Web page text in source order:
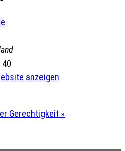
anzeigen
Gerechtigkeit »